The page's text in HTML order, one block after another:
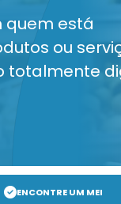
quem está
ou
totalmente
ENCONTRE UM MEI